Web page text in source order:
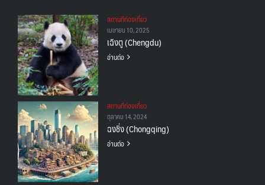
สถานทีท่องเที่ยว
เมษายน 10, 2025
เฉิงตู (Chengdu)
อ่านต่อ
สถานทีท่องเที่ยว
ตุลาคม 14, 2024
ฉงชิ่ง (Chongqing)
อ่านต่อ